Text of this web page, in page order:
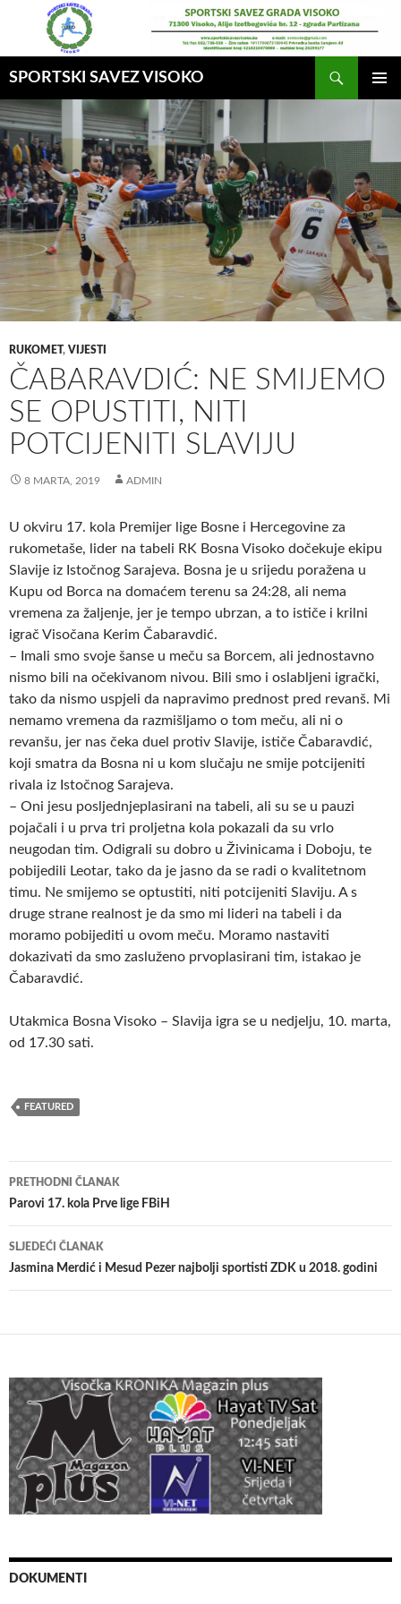
SPORTSKI SAVEZ VISOKO
RUKOMET, VIJESTI
ČABARAVDIĆ: NE SMIJEMO
SE OPUSTITI, NITI
POTCIJENITI SLAVIJU
8 MARTA, 2019 ADMIN
U okviru 17. kola Premijer lige Bosne i Hercegovine za
rukometaše, lider na tabeli RK Bosna Visoko dočekuje ekipu
Slavije iz Istočnog Sarajeva. Bosna je u srijedu poražena u
Kupu od Borca na domaćem terenu sa 24:28, ali nema
vremena za žaljenje, jer je tempo ubrzan, a to ističe i krilni
igrač Visočana Kerim Čabaravdić.
– Imali smo svoje šanse u meču sa Borcem, ali jednostavno
nismo bili na očekivanom nivou. Bili smo i oslabljeni igrački,
tako da nismo uspjeli da napravimo prednost pred revanš. Mi
nemamo vremena da razmišljamo o tom meču, ali ni o
revanšu, jer nas čeka duel protiv Slavije, ističe Čabaravdić,
koji smatra da Bosna ni u kom slučaju ne smije potcijeniti
rivala iz Istočnog Sarajeva.
– Oni jesu posljednjeplasirani na tabeli, ali su se u pauzi
pojačali i u prva tri proljetna kola pokazali da su vrlo
neugodan tim. Odigrali su dobro u Živinicama i Doboju, te
pobijedili Leotar, tako da je jasno da se radi o kvalitetnom
timu. Ne smijemo se optustiti, niti potcijeniti Slaviju. A s
druge strane realnost je da smo mi lideri na tabeli i da
moramo pobijediti u ovom meču. Moramo nastaviti
dokazivati da smo zasluženo prvoplasirani tim, istakao je
Čabaravdić.
Utakmica Bosna Visoko – Slavija igra se u nedjelju, 10. marta,
od 17.30 sati.
FEATURED
Navigacija
članaka
PRETHODNI ČLANAK
Parovi 17. kola Prve lige FBiH
SLJEDEĆI ČLANAK
Jasmina Merdić i Mesud Pezer najbolji sportisti ZDK u 2018. godini
DOKUMENTI